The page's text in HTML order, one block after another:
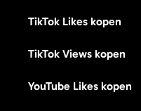
TikTok Likes kopen
TikTok Views kopen
YouTube Likes kopen